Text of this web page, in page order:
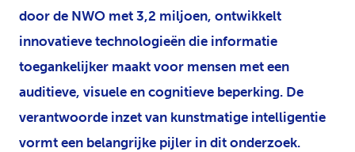
door de NWO met 3,2 miljoen, ontwikkelt
innovatieve technologieën die informatie
toegankelijker maakt voor mensen met een
auditieve, visuele en cognitieve beperking. De
verantwoorde inzet van kunstmatige intelligentie
vormt een belangrijke pijler in dit onderzoek.